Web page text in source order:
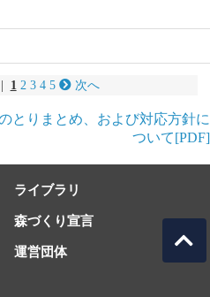
1 2 3 4 5 次へ
とりまとめ、および対応方針に
ついて[PDF]
ライブラリ
森づくり宣言
運営団体